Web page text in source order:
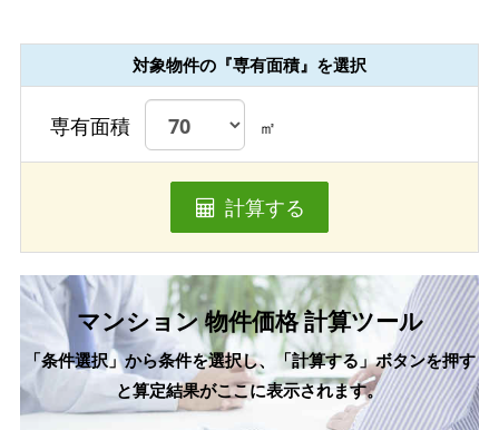
対象物件の『専有面積』を選択
専有面積 ㎡
計算する
マンション 物件価格 計算ツール
「条件選択」から条件を選択し、「計算する」ボタンを押す
と算定結果がここに表示されます。